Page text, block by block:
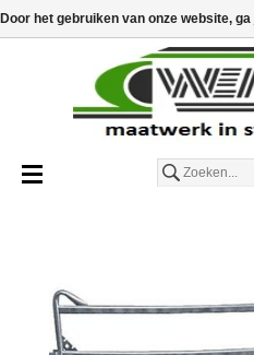
€ Toevoegen
Door het gebruiken van onze website,